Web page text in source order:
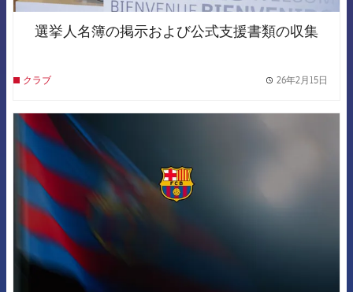
選挙人名簿の掲示および公式支援書類の収集
クラブ 26年2月15日